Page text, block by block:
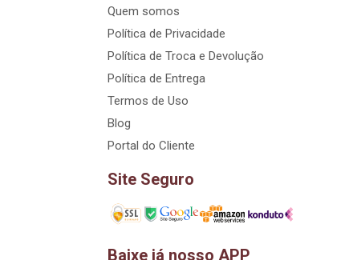
Quem somos
Política de Privacidade
Política de Troca e Devolução
Política de Entrega
Termos de Uso
Blog
Portal do Cliente
Site Seguro
Baixe já nosso APP